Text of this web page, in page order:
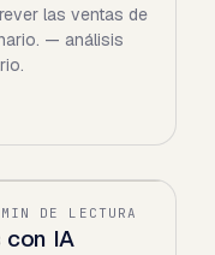
las ventas de
— análisis
DE LECTURA
con IA